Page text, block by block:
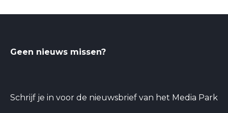
Geen nieuws missen?
Schrijf je in voor de nieuwsbrief van het Media Park